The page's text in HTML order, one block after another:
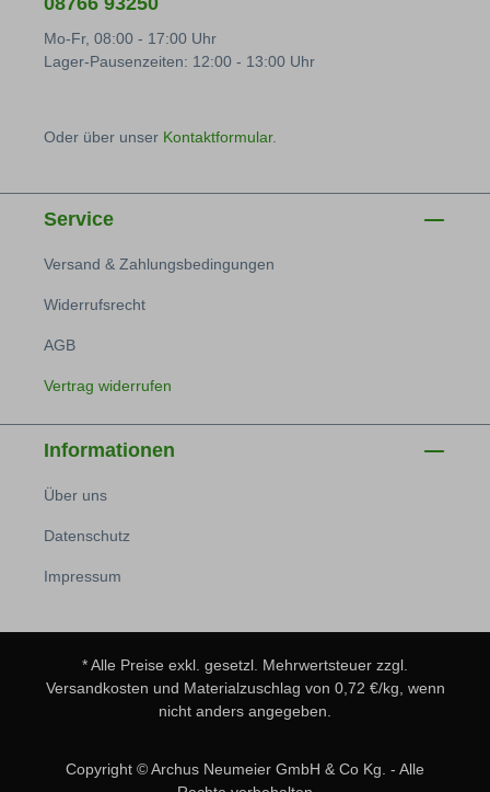
Mo-Fr, 08:00 - 17:00 Uhr
Lager-Pausenzeiten: 12:00 - 13:00 Uhr
Oder über unser Kontaktformular.
Service
Versand & Zahlungsbedingungen
Widerrufsrecht
AGB
Vertrag widerrufen
Informationen
Über uns
Datenschutz
Impressum
* Alle Preise exkl. gesetzl. Mehrwertsteuer zzgl.
Versandkosten und Materialzuschlag von 0,72 €/kg, wenn
nicht anders angegeben.
Copyright © Archus Neumeier GmbH & Co Kg. - Alle